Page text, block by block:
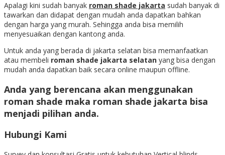
Apalagi kini sudah banyak roman shade jakarta sudah banyak di
tawarkan dan didapat dengan mudah anda dapatkan bahkan
dengan harga yang murah. Sehingga anda bisa memilih
menyesuaikan dengan kantong anda.
Untuk anda yang berada di jakarta selatan bisa memanfaatkan
atau membeli roman shade jakarta selatan yang bisa dengan
mudah anda dapatkan baik secara online maupun offline.
Anda yang berencana akan menggunakan
roman shade maka roman shade jakarta bisa
menjadi pilihan anda.
Hubungi Kami